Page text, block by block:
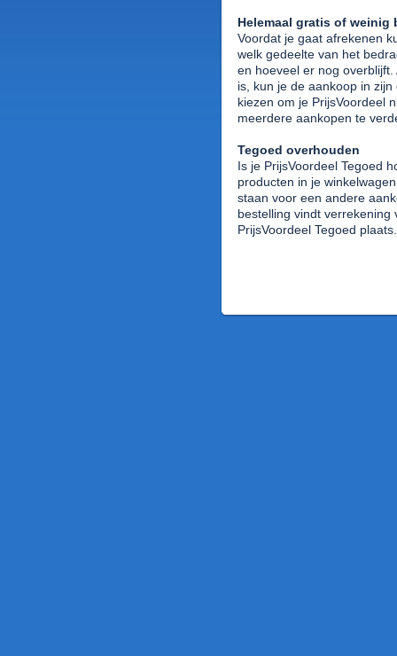
Helemaal gratis of weinig
Voordat je gaat afrekenen
welk gedeelte van het
en hoeveel er nog
is, kun je de aankoop in
kiezen om je PrijsVoordeel
meerdere aankopen te
Tegoed overhouden
Is je PrijsVoordeel Tegoed
producten in je
staan voor een andere
bestelling vindt
PrijsVoordeel Tegoed plaats.